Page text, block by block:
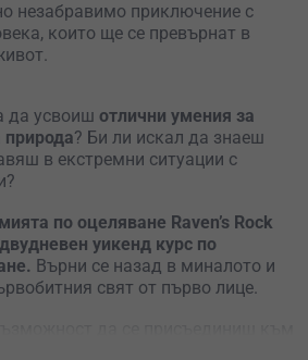
незабравимо приключение с
които ще се превърнат в
да усвоиш отлични умения за
природа? Би ли искал да знаеш
в екстремни ситуации с
по оцеляване Raven’s Rock
двудневен уикенд курс по
Върни се назад в миналото и
свят от първо лице.
и заедно да изживеете това